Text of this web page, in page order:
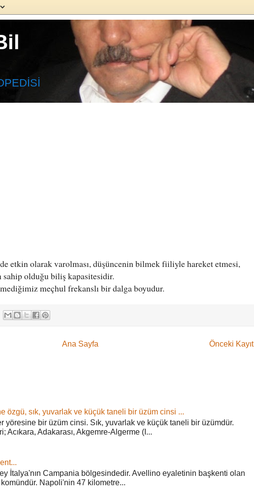
etkin olarak varolması, düşüncenin bilmek fiiliyle hareket etmesi,
sahip olduğu biliş kapasitesidir.
meçhul frekanslı bir dalga boyudur.
Önceki Kayıt
Ana Sayfa
özgü, sık, yuvarlak ve küçük taneli bir üzüm cinsi ...
yöresine bir üzüm cinsi. Sık, yuvarlak ve küçük taneli bir üzümdür.
Acıkara, Adakarası, Akgemre-Algerme (I...
İtalya'nın Campania bölgesindedir. Avellino eyaletinin başkenti olan
Napoli'nin 47 kilometre...